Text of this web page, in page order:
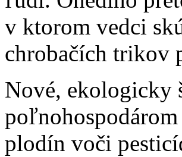
v ktorom vedci
chrobačích trikov
Nové, ekologicky
plodín voči